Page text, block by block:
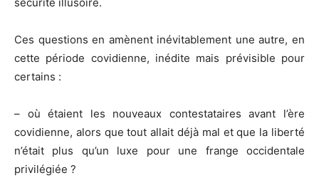
Ces questions en amènent inévitablement une autre, en
cette période covidienne, inédite mais prévisible pour
certains :
– où étaient les nouveaux contestataires avant l’ère
covidienne, alors que tout allait déjà mal et que la liberté
n’était plus qu’un luxe pour une frange occidentale
privilégiée ?